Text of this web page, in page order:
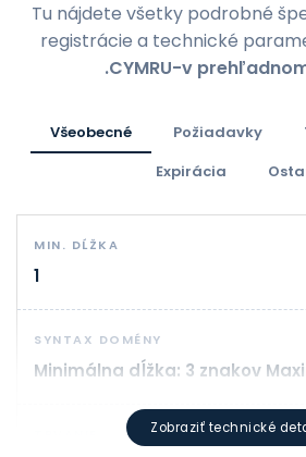
Tu nájdete všetky podrobné
registrácie a technické
.CYMRU-v
Všeobecné Požiadavky
Expirácia
MIN. DĹŽKA
1
SYNTAX DOMÉNY
Minimálna dĺžka: 3 znakov
Zobraziť technické